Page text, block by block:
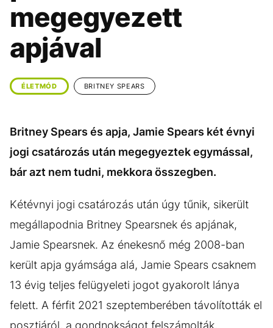
ÉLETMÓD DESIGN
BESZÉLGETÉSEK
VIDEÓ TÖRTÉNETEK
megegyezett
apjával
ÉLETMÓD BRITNEY SPEARS
Britney Spears és apja, Jamie Spears két évnyi
jogi csatározás után megegyeztek egymással,
bár azt nem tudni, mekkora összegben.
Kétévnyi jogi csatározás után úgy tűnik, sikerült
megállapodnia Britney Spearsnek és apjának,
Jamie Spearsnek. Az énekesnő még 2008-ban
került apja gyámsága alá, Jamie Spears csaknem
13 évig teljes felügyeleti jogot gyakorolt lánya
felett. A férfit 2021 szeptemberében távolították el
posztjáról, a gondnokságot felszámolták,